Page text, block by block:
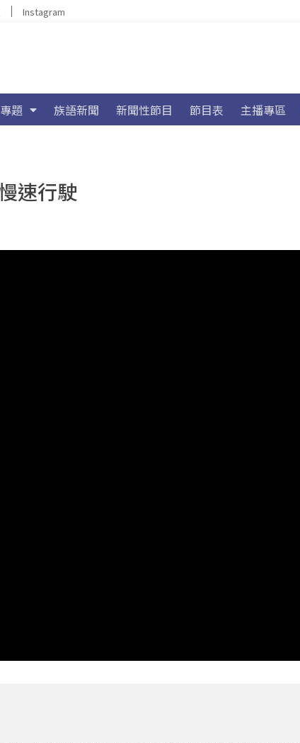
Instagram
專題 族語新聞 新聞性節目 節目表 主播專區
速行駛